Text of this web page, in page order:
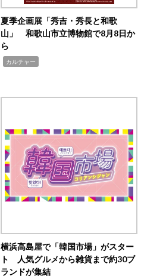
夏季企画展「秀吉・秀長と和歌
山」 和歌山市立博物館で8月8日か
ら
カルチャー
横浜高島屋で「韓国市場」がスター
ト 人気グルメから雑貨まで約30ブ
ランドが集結